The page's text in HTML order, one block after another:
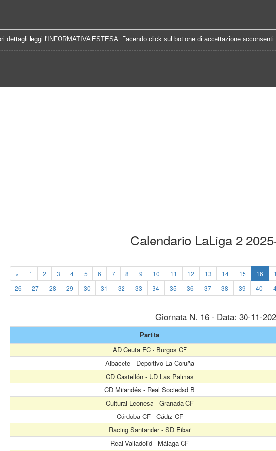
dettagli leggi l' INFORMATIVA ESTESA. Facendo click sul bottone di accettazione
2026 Calendario
Calendario LaLiga 2
« 1 2 3 4 5 6 7 8 9 10 11 12 13 14 15 16
26
27 28 29 30 31 32 33 34 35 36 37 38 39 40
Giornata N. 16 - Data: 30-11-
Partita
AD Ceuta FC - Burgos CF
Albacete - Deportivo La Coruña
CD Castellón - UD Las Palmas
CD Mirandés - Real Sociedad B
Cultural Leonesa - Granada CF
Córdoba CF - Cádiz CF
Racing Santander - SD Eibar
Real Valladolid - Málaga CF